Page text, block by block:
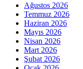
Ağustos 2026
Temmuz 2026
Haziran 2026
Mayıs 2026
Nisan 2026
Mart 2026
Şubat 2026